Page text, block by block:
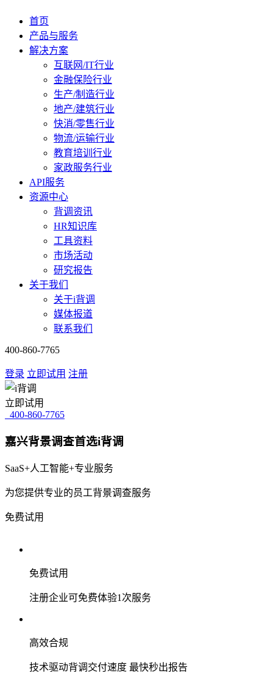
首页
产品与服务
解决方案
互联网/IT行业
金融保险行业
生产/制造行业
地产/建筑行业
快消/零售行业
物流/运输行业
教育培训行业
家政服务行业
API服务
资源中心
背调资讯
HR知识库
工具资料
市场活动
研究报告
关于我们
关于i背调
媒体报道
联系我们
400-860-7765
登录 立即试用 注册
立即试用
400-860-7765
嘉兴背景调查首选i背调
SaaS+人工智能+专业服务
为您提供专业的员工背景调查服务
免费试用
免费试用
注册企业可免费体验1次服务
高效合规
技术驱动背调交付速度 最快秒出报告